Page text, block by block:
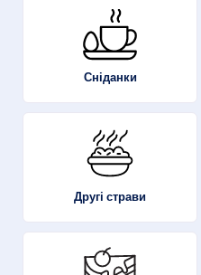
Сніданки
Другі страви